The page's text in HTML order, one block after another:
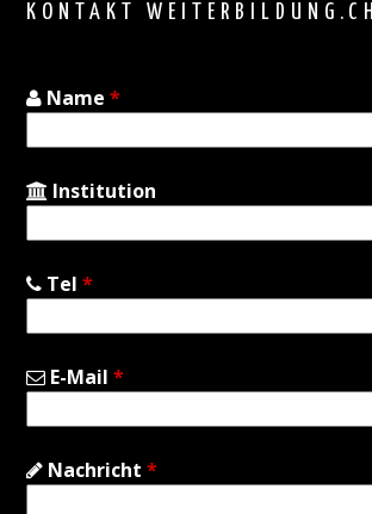
KONTAKT WEITERBILDUNG.CH
Name*
Institution
Tel*
E-Mail*
Nachricht*